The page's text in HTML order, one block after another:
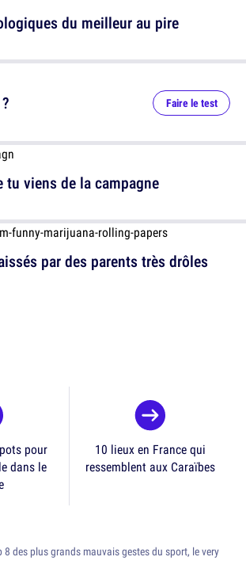
du meilleur au pire
par des parents très drôles
Faire le test
tu viens de la campagne
pour
dans le
10 lieux en France qui
ressemblent aux Caraïbes
8 des plus grands mauvais gestes du sport, le very